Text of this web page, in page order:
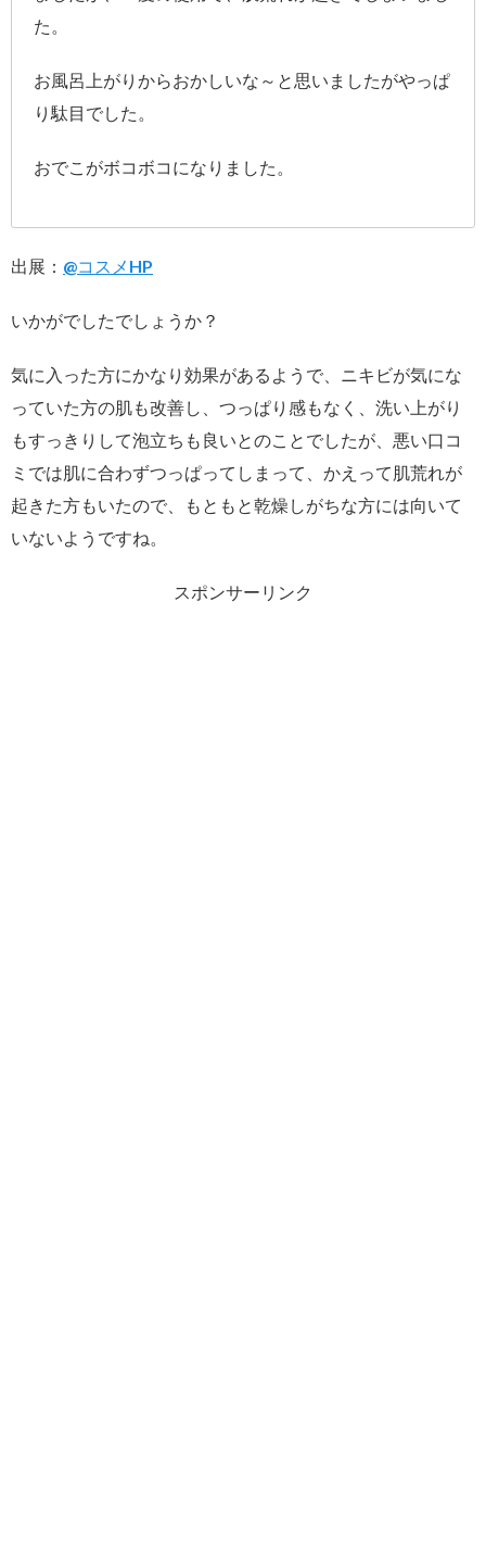
た。
お風呂上がりからおかしいな～と思いましたがやっぱ
り駄目でした。
おでこがボコボコになりました。
出展： @コスメHP
いかがでしたでしょうか？
気に入った方にかなり効果があるようで、ニキビが気にな
っていた方の肌も改善し、つっぱり感もなく、洗い上がり
もすっきりして泡立ちも良いとのことでしたが、悪い口コ
ミでは肌に合わずつっぱってしまって、かえって肌荒れが
起きた方もいたので、もともと乾燥しがちな方には向いて
いないようですね。
スポンサーリンク